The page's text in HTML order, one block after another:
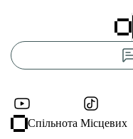
Спільнота Місцевих